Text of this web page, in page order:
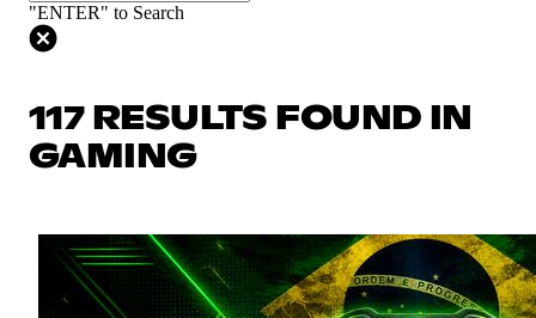
"ENTER" to Search
117 RESULTS FOUND IN
GAMING